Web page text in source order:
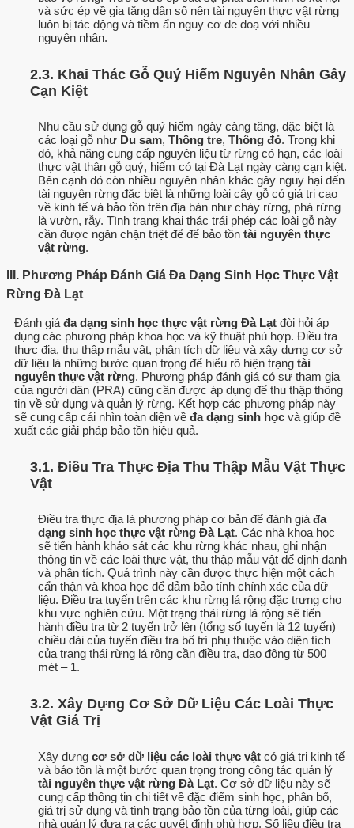
và sức ép về gia tăng dân số nên tài nguyên thực vật rừng
luôn bị tác động và tiềm ẩn nguy cơ đe doạ với nhiều
nguyên nhân.
2.3. Khai Thác Gỗ Quý Hiếm Nguyên Nhân Gây
Cạn Kiệt
Nhu cầu sử dụng gỗ quý hiếm ngày càng tăng, đặc biệt là
các loại gỗ như Du sam, Thông tre, Thông đỏ. Trong khi
đó, khả năng cung cấp nguyên liệu từ rừng có hạn, các loài
thực vật thân gỗ quý, hiếm có tại Đà Lạt ngày càng cạn kiệt.
Bên cạnh đó còn nhiều nguyên nhân khác gây nguy hại đến
tài nguyên rừng đặc biệt là những loài cây gỗ có giá trị cao
về kinh tế và bảo tồn trên địa bàn như cháy rừng, phá rừng
là vườn, rẫy. Tình trạng khai thác trái phép các loài gỗ này
cần được ngăn chặn triệt để để bảo tồn tài nguyên thực
vật rừng.
III. Phương Pháp Đánh Giá Đa Dạng Sinh Học Thực Vật
Rừng Đà Lạt
Đánh giá đa dạng sinh học thực vật rừng Đà Lạt đòi hỏi áp
dụng các phương pháp khoa học và kỹ thuật phù hợp. Điều tra
thực địa, thu thập mẫu vật, phân tích dữ liệu và xây dựng cơ sở
dữ liệu là những bước quan trọng để hiểu rõ hiện trạng tài
nguyên thực vật rừng. Phương pháp đánh giá có sự tham gia
của người dân (PRA) cũng cần được áp dụng để thu thập thông
tin về sử dụng và quản lý rừng. Kết hợp các phương pháp này
sẽ cung cấp cái nhìn toàn diện về đa dạng sinh học và giúp đề
xuất các giải pháp bảo tồn hiệu quả.
3.1. Điều Tra Thực Địa Thu Thập Mẫu Vật Thực
Vật
Điều tra thực địa là phương pháp cơ bản để đánh giáđa
dạng sinh học thực vật rừng Đà Lạt. Các nhà khoa học
sẽ tiến hành khảo sát các khu rừng khác nhau, ghi nhận
thông tin về các loài thực vật, thu thập mẫu vật để định danh
và phân tích. Quá trình này cần được thực hiện một cách
cẩn thận và khoa học để đảm bảo tính chính xác của dữ
liệu. Điều tra tuyến trên các khu rừng lá rộng đặc trưng cho
khu vực nghiên cứu. Một trạng thái rừng lá rộng sẽ tiến
hành điều tra từ 2 tuyến trở lên (tổng số tuyến là 12 tuyến)
chiều dài của tuyến điều tra bố trí phụ thuộc vào diện tích
của trạng thái rừng lá rộng cần điều tra, dao động từ 500
mét – 1.
3.2. Xây Dựng Cơ Sở Dữ Liệu Các Loài Thực
Vật Giá Trị
Xây dựng cơ sở dữ liệu các loài thực vật có giá trị kinh tế
và bảo tồn là một bước quan trọng trong công tác quản lý
tài nguyên thực vật rừng Đà Lạt. Cơ sở dữ liệu này sẽ
cung cấp thông tin chi tiết về đặc điểm sinh học, phân bố,
giá trị sử dụng và tình trạng bảo tồn của từng loài, giúp các
nhà quản lý đưa ra các quyết định phù hợp. Số liệu điều tra